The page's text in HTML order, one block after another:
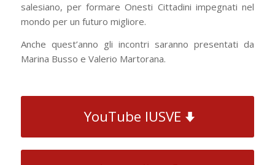
salesiano, per formare Onesti Cittadini impegnati nel
mondo per un futuro migliore.
Anche quest’anno gli incontri saranno presentati da
Marina Busso e Valerio Martorana.
YouTube IUSVE